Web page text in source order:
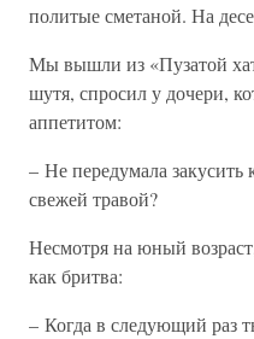
политые сметаной. На
Мы вышли из «Пузатой
шутя, спросил у дочери,
аппетитом:
– Не передумала
свежей травой?
Несмотря на юный
как бритва:
– Когда в следующий раз